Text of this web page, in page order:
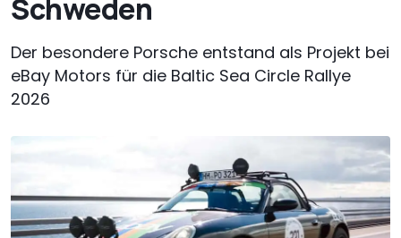
Schweden
Der besondere Porsche entstand als Projekt bei
eBay Motors für die Baltic Sea Circle Rallye
2026